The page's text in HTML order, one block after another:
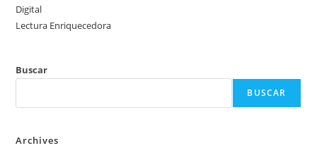
Digital
Lectura Enriquecedora
Buscar
BUSCAR
Archives